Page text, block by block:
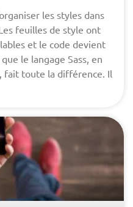
les styles dans
feuilles de style ont
et le code devient
le langage Sass, en
fait toute la différence. Il